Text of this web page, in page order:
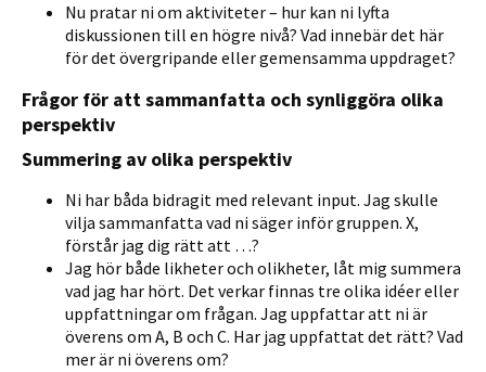
Nu pratar ni om aktiviteter – hur kan ni lyfta
diskussionen till en högre nivå? Vad innebär det här
för det övergripande eller gemensamma uppdraget?
Frågor för att sammanfatta och synliggöra olika
perspektiv
Summering av olika perspektiv
Ni har båda bidragit med relevant input. Jag skulle
vilja sammanfatta vad ni säger inför gruppen. X,
förstår jag dig rätt att …?
Jag hör både likheter och olikheter, låt mig summera
vad jag har hört. Det verkar finnas tre olika idéer eller
uppfattningar om frågan. Jag uppfattar att ni är
överens om A, B och C. Har jag uppfattat det rätt? Vad
mer är ni överens om?